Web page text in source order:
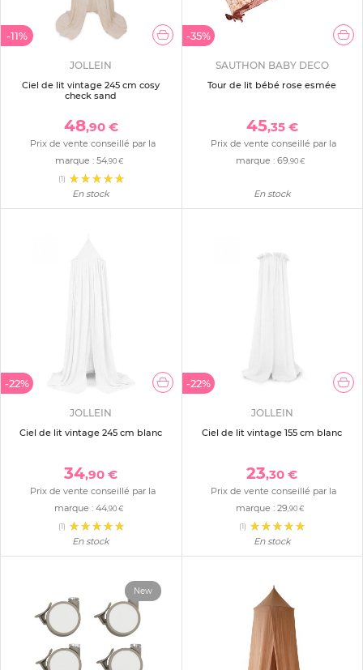
-11%
JOLLEIN
Ciel de lit vintage 245 cm cosy
check sand
48,90 €
Prix de vente conseillé par la
marque : 54,90 €
(1)
En stock
-35%
SAUTHON BABY DECO
Tour de lit bébé rose esmée
45,35 €
Prix de vente conseillé par la
marque : 69,90 €
En stock
-22%
JOLLEIN
Ciel de lit vintage 245 cm blanc
34,90 €
Prix de vente conseillé par la
marque :44,90 €
(1)
En stock
-22%
JOLLEIN
Ciel de lit vintage 155 cm blanc
23,30 €
Prix de vente conseillé par la
marque :29,90 €
(1)
En stock
New